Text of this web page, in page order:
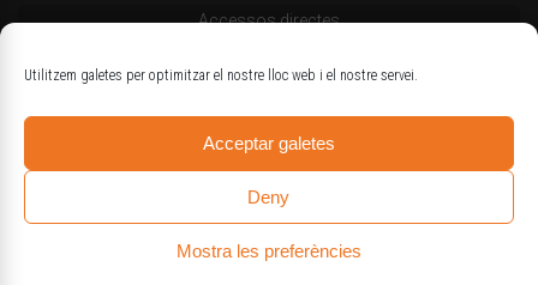
Utilitzem galetes per optimitzar el nostre lloc web i el nostre servei.
Acceptar galetes
Deny
Mostra les preferències
Accessos directes
Codi deontològic
Logotips oficials